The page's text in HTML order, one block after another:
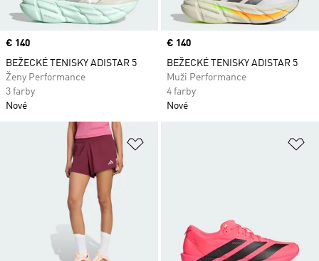
Price
€ 140
BEŽECKÉ TENISKY ADISTAR 5
Ženy Performance
3 farby
Nové
Price
€ 140
BEŽECKÉ TENISKY ADISTAR 5
Muži Performance
4 farby
Nové
Pridať do zoznamu želaných